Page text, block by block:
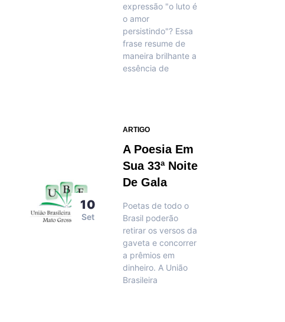
expressão "o luto é
o amor
persistindo"? Essa
frase resume de
maneira brilhante a
essência de
10
Set
ARTIGO
A Poesia Em
Sua 33ª Noite
De Gala
Poetas de todo o
Brasil poderão
retirar os versos da
gaveta e concorrer
a prêmios em
dinheiro. A União
Brasileira